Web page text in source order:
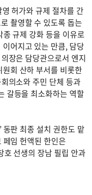
허가와 규제 절차를 간
촬영할 수 있도록 돕는
규제 강화 등을 이유로
어지고 있는 만큼, 담당
장은 담당관으로서 엔지
회 산하 부서를 비롯한
의소와 주민 단체 등과
갈등을 최소화하는 역할
동판 최종 설치 권한도 맡
임 헌액된 한인은
선생의 장남 필립 안과